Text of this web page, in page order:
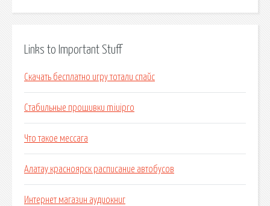
Links to Important Stuff
Скачать бесплатно игру тотали спайс
Стабильные прошивки miuipro
Что такое мессага
Алатау красноярск расписание автобусов
Интернет магазин аудиокниг